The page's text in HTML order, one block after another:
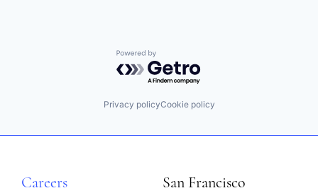
Powered by Getro.com
Privacy policyCookie policy
Careers San Francisco